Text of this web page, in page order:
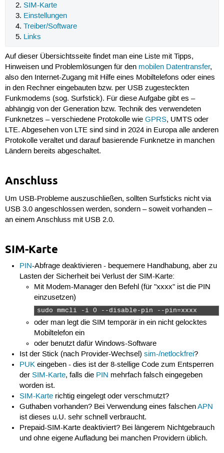
SIM-Karte
Einstellungen
Treiber/Software
Links
Auf dieser Übersichtsseite findet man eine Liste mit Tipps,
Hinweisen und Problemlösungen für den mobilen Datentransfer,
also den Internet-Zugang mit Hilfe eines Mobiltelefons oder eines
in den Rechner eingebauten bzw. per USB zugesteckten
Funkmodems (sog. Surfstick). Für diese Aufgabe gibt es –
abhängig von der Generation bzw. Technik des verwendeten
Funknetzes – verschiedene Protokolle wie GPRS, UMTS oder
LTE. Abgesehen von LTE sind sind in 2024 in Europa alle anderen
Protokolle veraltet und darauf basierende Funknetze in manchen
Ländern bereits abgeschaltet.
Anschluss
Um USB-Probleme auszuschließen, sollten Surfsticks nicht via
USB 3.0 angeschlossen werden, sondern – soweit vorhanden –
an einem Anschluss mit USB 2.0.
SIM-Karte
PIN-Abfrage deaktivieren - bequemere Handhabung, aber zu
Lasten der Sicherheit bei Verlust der SIM-Karte:
Mit Modem-Manager den Befehl (für "xxxx" ist die PIN
einzusetzen)
sudo mmcli -i 0 --disable-pin --pin=xxxx
oder man legt die SIM temporär in ein nicht gelocktes
Mobiltelefon ein
oder benutzt dafür Windows-Software
Ist der Stick (nach Provider-Wechsel)sim-/netlockfrei?
PUK eingeben - dies ist der 8-stellige Code zum Entsperren
derSIM-Karte, falls die PIN mehrfach falsch eingegeben
worden ist.
SIM-Karte richtig eingelegt oder verschmutzt?
Guthaben vorhanden? Bei Verwendung eines falschenAPN
ist dieses u.U. sehr schnell verbraucht.
Prepaid-SIM-Karte deaktiviert? Bei längerem Nichtgebrauch
und ohne eigene Aufladung bei manchen Providern üblich.